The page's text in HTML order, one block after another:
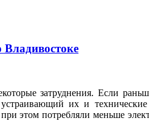
затруднения. Если
их и
этом потребляли меньше